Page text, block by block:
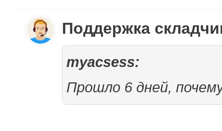
Поддержка
myacsess:
Прошло 6 дней,